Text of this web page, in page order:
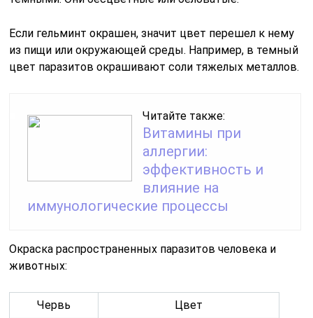
Если гельминт окрашен, значит цвет перешел к нему
из пищи или окружающей среды. Например, в темный
цвет паразитов окрашивают соли тяжелых металлов.
Читайте также:
Витамины при
аллергии:
эффективность и
влияние на
иммунологические процессы
Окраска распространенных паразитов человека и
животных:
Червь
Цвет